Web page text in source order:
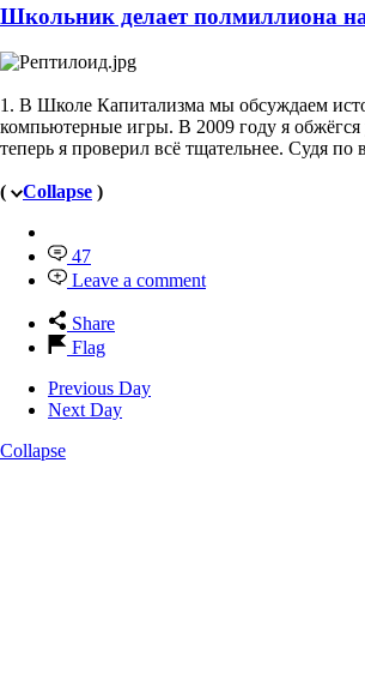
Школьник делает полмиллиона
1. В Школе Капитализма мы обсуждаем
компьютерные игры. В 2009 году я
теперь я проверил всё тщательнее. Судя
( Collapse )
47
Leave a comment
Share
Flag
Previous Day
Next Day
Collapse